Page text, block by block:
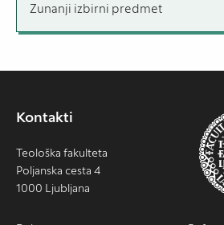
Zunanji izbirni predmet
Kontakti
Teološka fakulteta
Poljanska cesta 4
1000 Ljubljana